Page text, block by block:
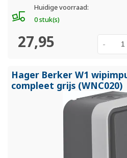
Huidige voorraad:
0 stuk(s)
27,95 -
Hager Berker W1
compleet grijs (WNC020)